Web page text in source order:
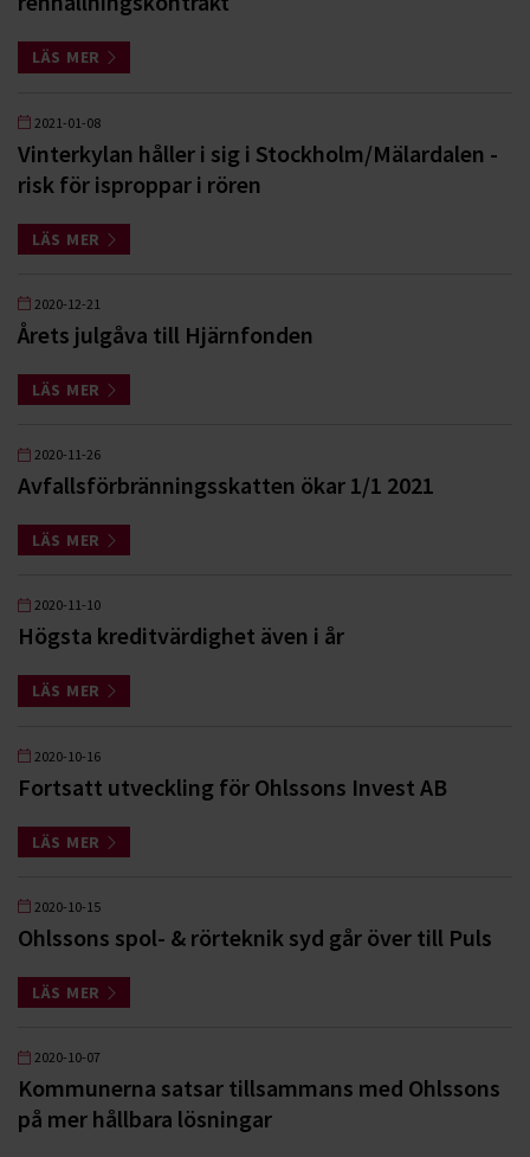
LÄS MER
2021-01-08
Vinterkylan håller i sig i Stockholm/Mälardalen -
risk för isproppar i rören
LÄS MER
2020-12-21
Årets julgåva till Hjärnfonden
LÄS MER
2020-11-26
Avfallsförbränningsskatten ökar 1/1 2021
LÄS MER
2020-11-10
Högsta kreditvärdighet även i år
LÄS MER
2020-10-16
Fortsatt utveckling för Ohlssons Invest AB
LÄS MER
2020-10-15
Ohlssons spol- & rörteknik syd går över till Puls
LÄS MER
2020-10-07
Kommunerna satsar tillsammans med Ohlssons
på mer hållbara lösningar